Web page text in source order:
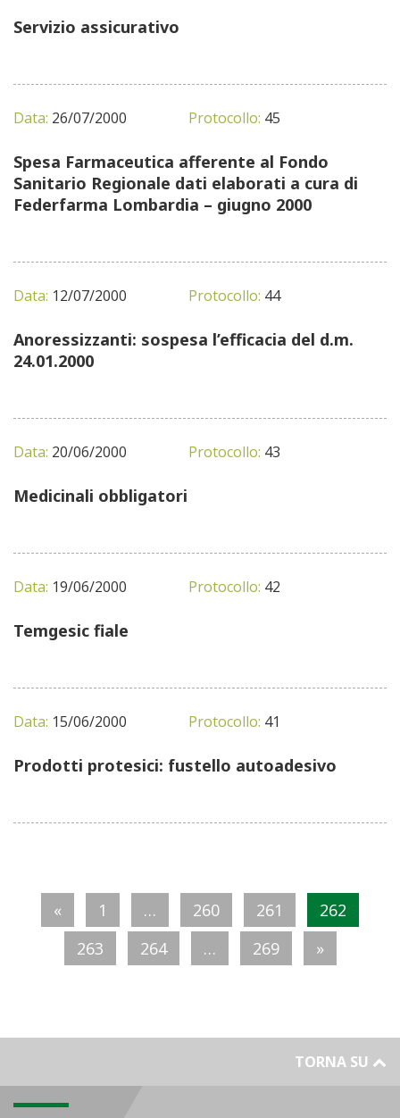
Servizio assicurativo
Data: 26/07/2000 Protocollo: 45
Spesa Farmaceutica afferente al Fondo
Sanitario Regionale dati elaborati a cura di
Federfarma Lombardia – giugno 2000
Data: 12/07/2000 Protocollo: 44
Anoressizzanti: sospesa l’efficacia del d.m.
24.01.2000
Data: 20/06/2000 Protocollo: 43
Medicinali obbligatori
Data: 19/06/2000 Protocollo: 42
Temgesic fiale
Data: 15/06/2000 Protocollo: 41
Prodotti protesici: fustello autoadesivo
« 1 … 260 261
262
263
264 … 269 »
TORNA SU